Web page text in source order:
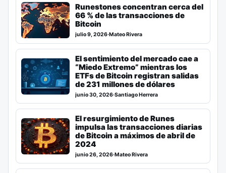
Runestones concentran cerca del
66 % de las transacciones de
Bitcoin
julio 9, 2026·Mateo Rivera
El sentimiento del mercado cae a
“Miedo Extremo” mientras los
ETFs de Bitcoin registran salidas
de 231 millones de dólares
junio 30, 2026·Santiago Herrera
El resurgimiento de Runes
impulsa las transacciones diarias
de Bitcoin a máximos de abril de
2024
junio 26, 2026·Mateo Rivera